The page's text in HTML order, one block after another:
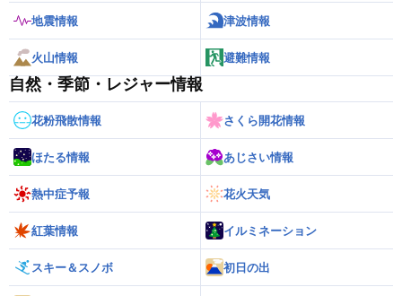
地震情報 津波情報
火山情報 避難情報
自然・季節・レジャー情報
花粉飛散情報 さくら開花情報
ほたる情報 あじさい情報
熱中症予報 花火天気
紅葉情報 イルミネーション
スキー＆スノボ 初日の出